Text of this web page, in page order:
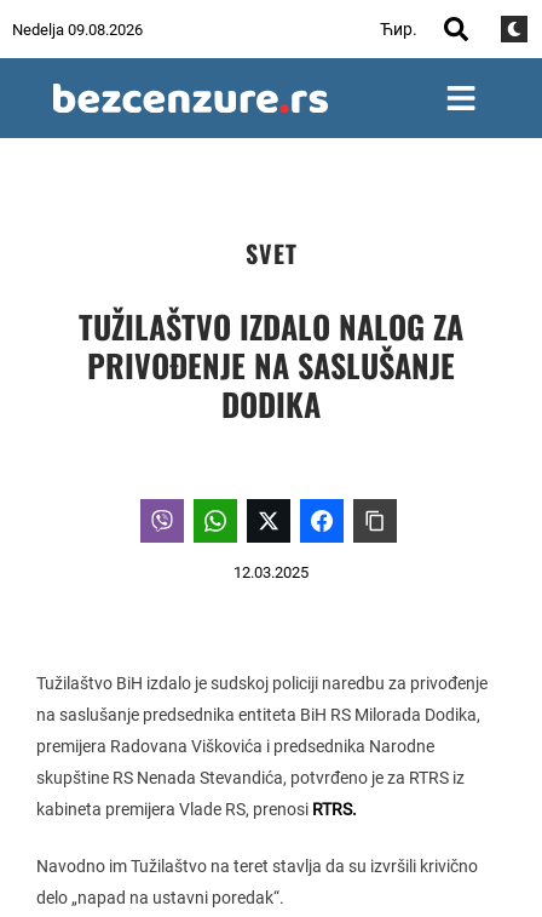
Nedelja 09.08.2026 Ћир.
SVET
TUŽILAŠTVO IZDALO NALOG ZA
PRIVOĐENJE NA SASLUŠANJE
DODIKA
12.03.2025
Tužilaštvo BiH izdalo je sudskoj policiji naredbu za privođenje
na saslušanje predsednika entiteta BiH RS Milorada Dodika,
premijera Radovana Viškovića i predsednika Narodne
skupštine RS Nenada Stevandića, potvrđeno je za RTRS iz
kabineta premijera Vlade RS, prenosi RTRS.
Navodno im Tužilaštvo na teret stavlja da su izvršili krivično
delo „napad na ustavni poredak“.